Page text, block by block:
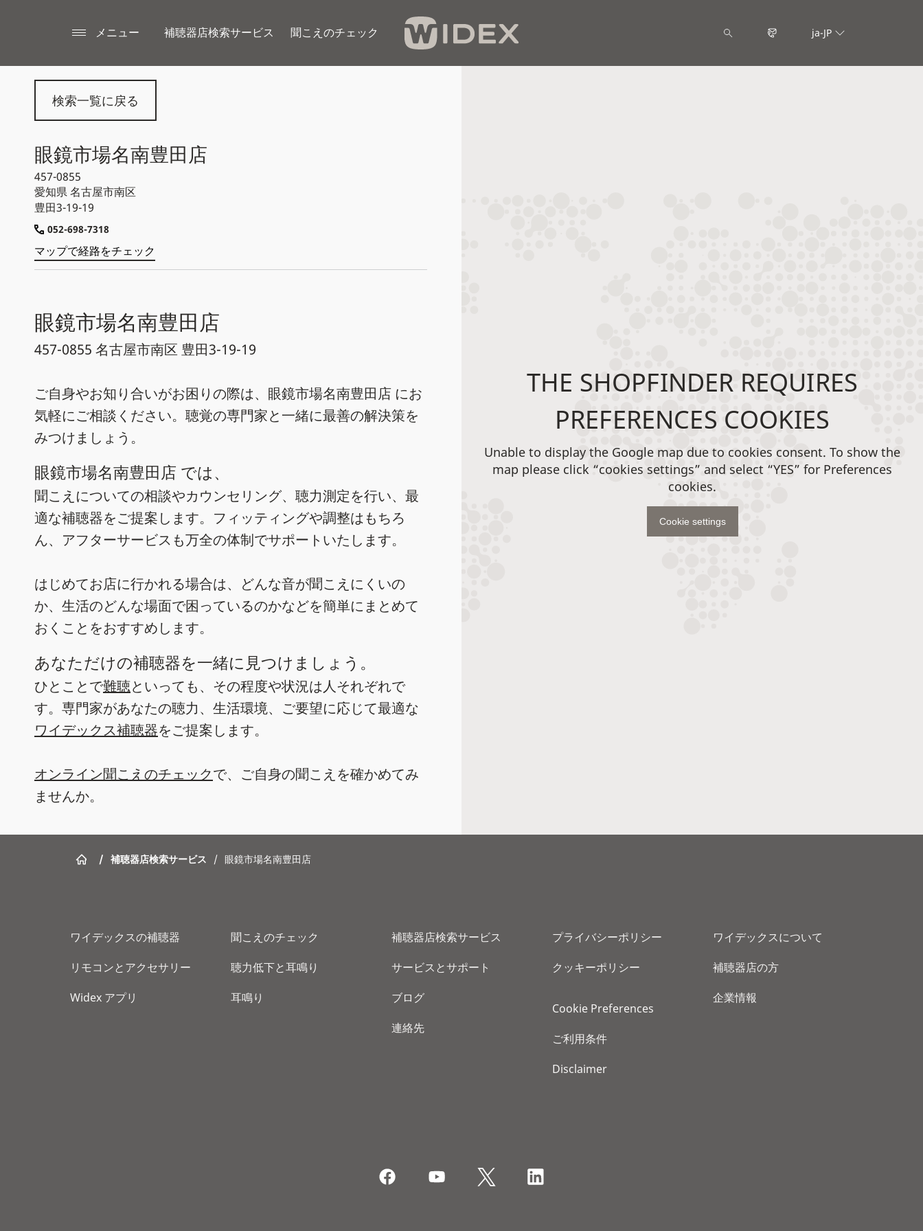
メニュー 補聴器店検索サービス 聞こえのチェック​ ja-JP
検索一覧に戻る
眼鏡市場名南豊田店
457-0855
愛知県名古屋市南区
豊田3-19-19
052-698-7318
マップで経路をチェック
眼鏡市場名南豊田店
457-0855 名古屋市南区 豊田3-19-19
ご自身やお知り合いがお困りの際は、眼鏡市場名南豊田店 にお
気軽にご相談ください。聴覚の専門家と一緒に最善の解決策を
みつけましょう。
眼鏡市場名南豊田店 では、
聞こえについての相談やカウンセリング、聴力測定を行い、最
適な補聴器をご提案します。フィッティングや調整はもちろ
ん、アフターサービスも万全の体制でサポートいたします。
はじめてお店に行かれる場合は、どんな音が聞こえにくいの
か、生活のどんな場面で困っているのかなどを簡単にまとめて
おくことをおすすめします。
あなただけの補聴器を一緒に見つけましょう。
ひとことで難聴といっても、その程度や状況は人それぞれで
す。専門家があなたの聴力、生活環境、ご要望に応じて最適な
ワイデックス補聴器をご提案します。
オンライン聞こえのチェックで、ご自身の聞こえを確かめてみ
ませんか。
THE SHOPFINDER REQUIRES
PREFERENCES COOKIES
Unable to display the Google map due to cookies consent. To show the
map please click “cookies settings” and select “YES” for Preferences
cookies.
Cookie settings
/ 補聴器店検索サービス / 眼鏡市場名南豊田店
ワイデックスの補聴器
リモコンとアクセサリー
Widex アプリ
聞こえのチェック
聴力低下と耳鳴り
耳鳴り
補聴器店検索サービス
サービスとサポート
ブログ
連絡先
プライバシーポリシー
クッキーポリシー
Cookie Preferences
ご利用条件
Disclaimer
ワイデックスについて
補聴器店の方
企業情報